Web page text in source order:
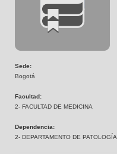
Sede:
Bogotá
Facultad:
2- FACULTAD DE MEDICINA
Dependencia:
2- DEPARTAMENTO DE PATOLOGÍA